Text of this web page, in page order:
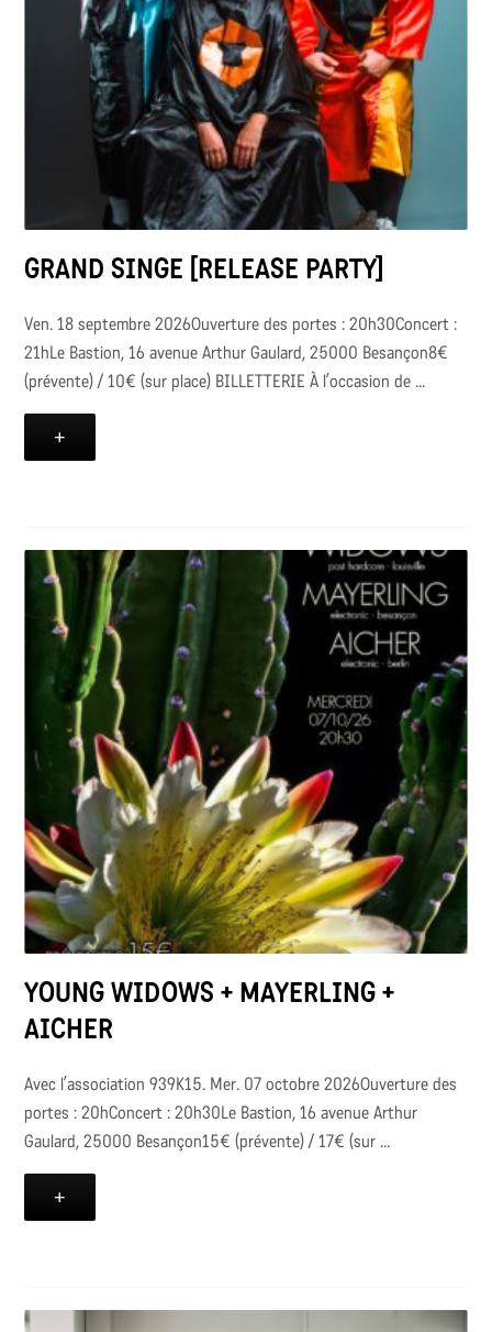
GRAND SINGE [RELEASE PARTY]
Ven. 18 septembre 2026Ouverture des portes : 20h30Concert :
21hLe Bastion, 16 avenue Arthur Gaulard, 25000 Besançon8€
(prévente) / 10€ (sur place) BILLETTERIE À l’occasion de ...
+
YOUNG WIDOWS + MAYERLING +
AICHER
Avec l’association 939K15. Mer. 07 octobre 2026Ouverture des
portes : 20hConcert : 20h30Le Bastion, 16 avenue Arthur
Gaulard, 25000 Besançon15€ (prévente) / 17€ (sur ...
+